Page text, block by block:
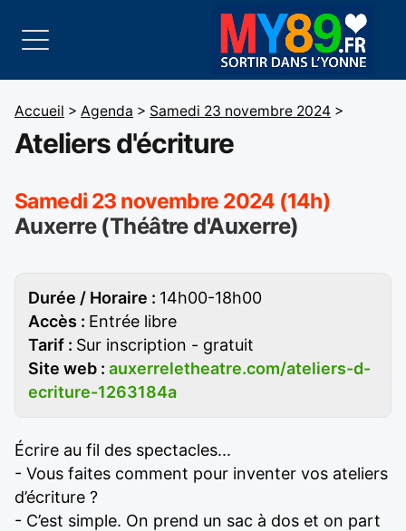
Accueil > Agenda > Samedi 23 novembre 2024 >
Ateliers d'écriture
Samedi 23 novembre 2024 (14h)
Auxerre (Théâtre d'Auxerre)
Durée / Horaire : 14h00-18h00
Accès : Entrée libre
Tarif : Sur inscription - gratuit
Site web : auxerreletheatre.com/ateliers-d-
ecriture-1263184a
Écrire au fil des spectacles...
- Vous faites comment pour inventer vos ateliers
d’écriture ?
- C’est simple. On prend un sac à dos et on part